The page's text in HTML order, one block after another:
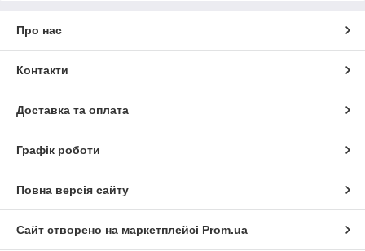
Про нас
Контакти
Доставка та оплата
Графік роботи
Повна версія сайту
Сайт створено на маркетплейсі Prom.ua